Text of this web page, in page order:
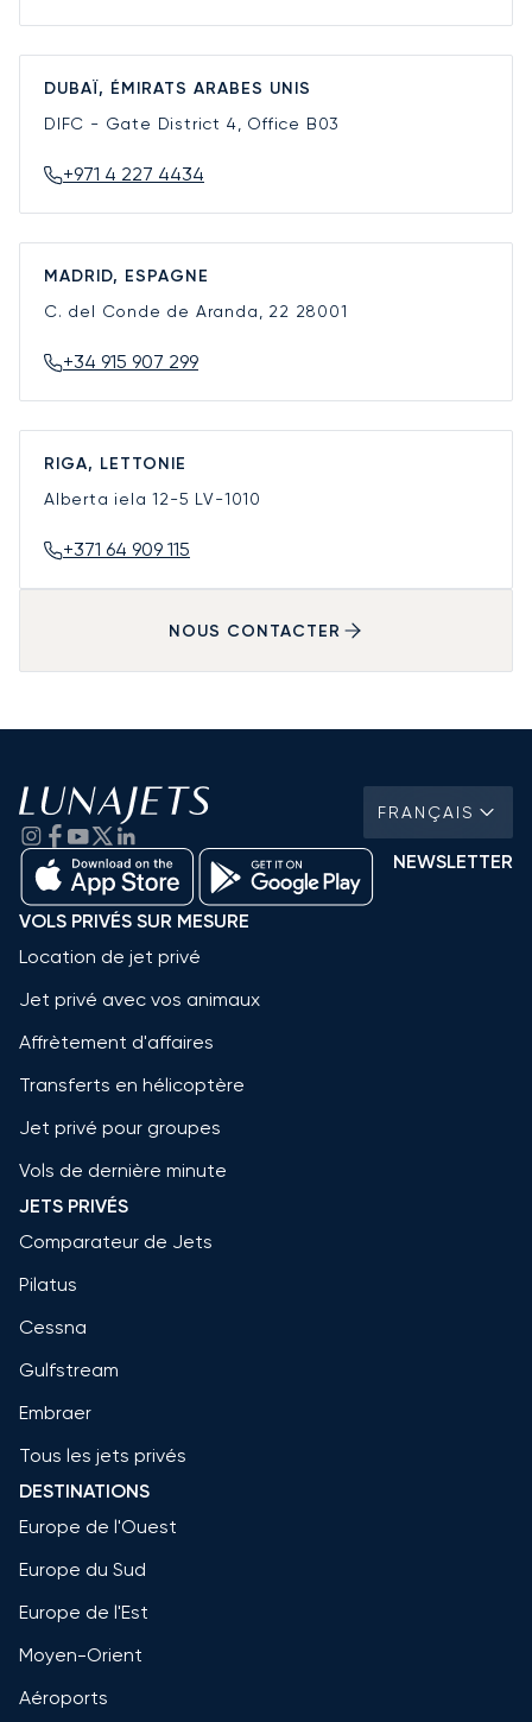
DUBAÏ, ÉMIRATS ARABES UNIS
DIFC - Gate District 4, Office B03
+971 4 227 4434
MADRID, ESPAGNE
C. del Conde de Aranda, 22 28001
+34 915 907 299
RIGA, LETTONIE
Alberta iela 12-5 LV-1010
+371 64 909 115
NOUS CONTACTER
FRANÇAIS
NEWSLETTER
VOLS PRIVÉS SUR MESURE
Location de jet privé
Jet privé avec vos animaux
Affrètement d'affaires
Transferts en hélicoptère
Jet privé pour groupes
Vols de dernière minute
JETS PRIVÉS
Comparateur de Jets
Pilatus
Cessna
Gulfstream
Embraer
Tous les jets privés
DESTINATIONS
Europe de l'Ouest
Europe du Sud
Europe de l'Est
Moyen-Orient
Aéroports